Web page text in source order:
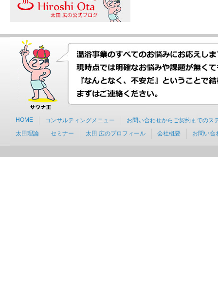
HOME コンサルティングメニュー
お問い合わせからご契約までのス
太田理論
セミナー 太田 広のプロフィール 会社概要 お問い合